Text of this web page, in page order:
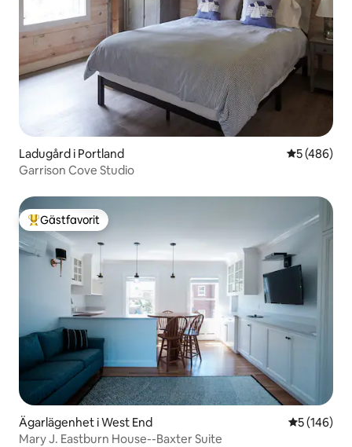
Ladugård i Portland 5 av 5 i
5 (486)
Garrison Cove Studio
Populär gästfavorit
Gästfavorit
Ägarlägenhet i West End 5 av 5 i
5 (146)
Mary J. Eastburn House--Baxter Suite